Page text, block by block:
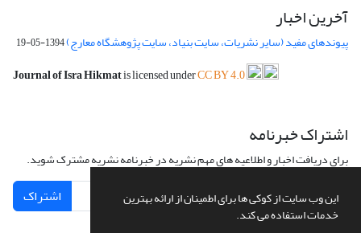
این وب سایت از کوکی ها برای اطمینان از ارائه بهترین
خدمات استفاده می کند.
آخرین اخبار
پیوندهای مفید (سایر نشریات، سایت بنیاد، سایت پژوهشگاه معارج)1394-05-19
Journal of Isra Hikmatis licensed underCC BY 4.0
اشتراک خبرنامه
برای دریافت اخبار و اطلاعیه های مهم نشریه در خبرنامه نشریه مشترک شوید.
اشتراک